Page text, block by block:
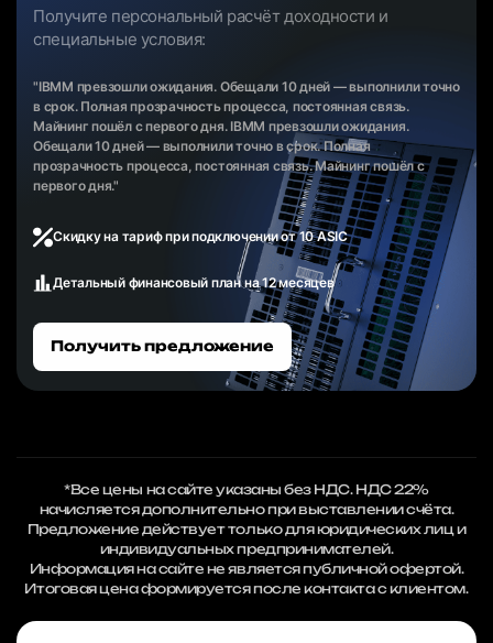
Получите персональный расчёт доходности и
специальные условия:
"IBMM превзошли ожидания. Обещали 10 дней — выполнили точно
в срок. Полная прозрачность процесса, постоянная связь.
Майнинг пошёл с первого дня. IBMM превзошли ожидания.
Обещали 10 дней — выполнили точно в срок. Полная
прозрачность процесса, постоянная связь. Майнинг пошёл с
первого дня."
Скидку на тариф при подключении от 10 ASIC
Детальный финансовый план на 12 месяцев
Получить предложение
*Все цены на сайте указаны без НДС. НДС 22%
начисляется дополнительно при выставлении счёта.
Предложение действует только для юридических лиц и
индивидуальных предпринимателей.
Информация на сайте не является публичной офертой.
Итоговая цена формируется после контакта с клиентом.